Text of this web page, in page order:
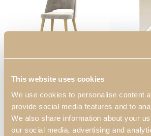
This website uses cookies
We use cookies to personalise content
provide social media features and to
We also share information about your
our social media, advertising and
Cadeira Enzo
Enzo